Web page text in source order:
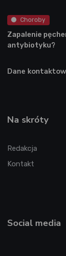
Choroby
Zapalenie
antybiotyku?
Dane
Na skróty
Redakcja
Kontakt
Social media